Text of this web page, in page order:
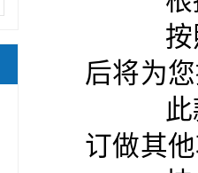
按照
后将为
此款
订做其